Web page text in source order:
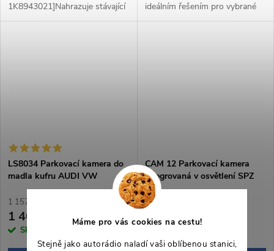
Máme pro vás cookies na cestu!
Stejně jako autorádio naladí vaši oblíbenou stanici,
1K8943021]Nahrazuje stávající
osvětlení SPZDodává se s 6m
ideálním řešením pro vybrané
modely vozidel Audi,
LS8034 Parkovací kamera do
madla kufru AUDI VW
ŠKODA SEAT PORSCHE
1 157,02 Kč bez DPH
1 400 Kč
Skladem
CAM 12 Parkovací kamera
integrovaná v osvětlení SPZ
pro VW SEAT PORSCHE
825,62 Kč bez DPH
999 Kč